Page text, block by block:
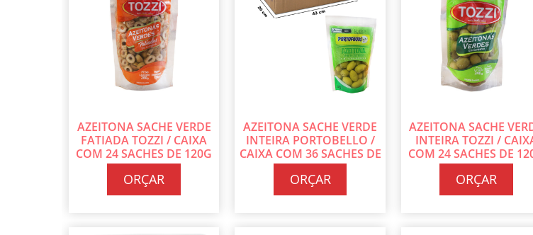
AZEITONA SACHE VERDE
FATIADA TOZZI / CAIXA
COM 24 SACHES DE 120G
CADA
ORÇAR
AZEITONA SACHE VERDE
INTEIRA PORTOBELLO /
CAIXA COM 36 SACHES DE
100 G CADA
ORÇAR
AZEITONA SACHE
INTEIRA TOZZI /
COM 24 SACHES DE
CADA
ORÇAR